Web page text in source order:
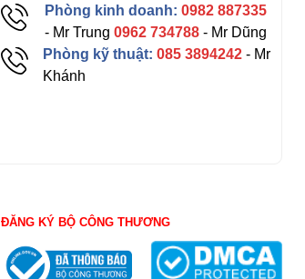
Phòng kinh doanh: 0982 887335
- Mr Trung0962 734788 - Mr Dũng
Phòng kỹ thuật: 085 3894242- Mr
Khánh
ĐĂNG KÝ BỘ CÔNG THƯƠNG